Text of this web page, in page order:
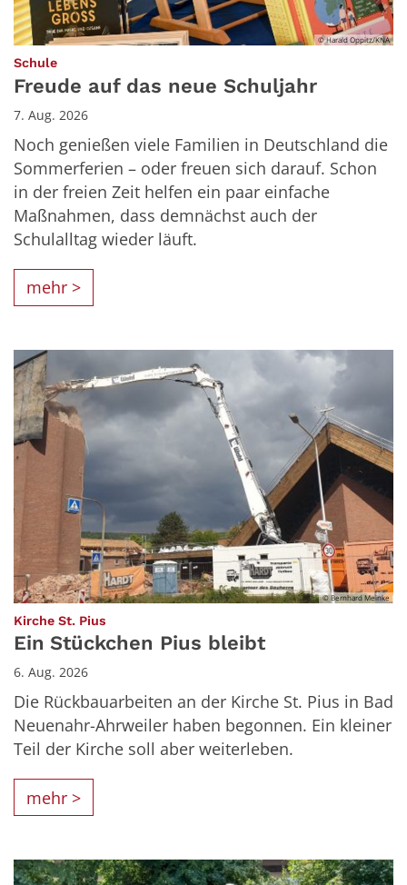
© Harald Oppitz/KNA
Schule:
Freude auf das neue Schuljahr
7. Aug. 2026
Noch genießen viele Familien in Deutschland die
Sommerferien – oder freuen sich darauf. Schon
in der freien Zeit helfen ein paar einfache
Maßnahmen, dass demnächst auch der
Schulalltag wieder läuft.
mehr >
© Bernhard Meinke
Kirche St. Pius
Ein Stückchen Pius bleibt
6. Aug. 2026
Die Rückbauarbeiten an der Kirche St. Pius in Bad
Neuenahr-Ahrweiler haben begonnen. Ein kleiner
Teil der Kirche soll aber weiterleben.
mehr >